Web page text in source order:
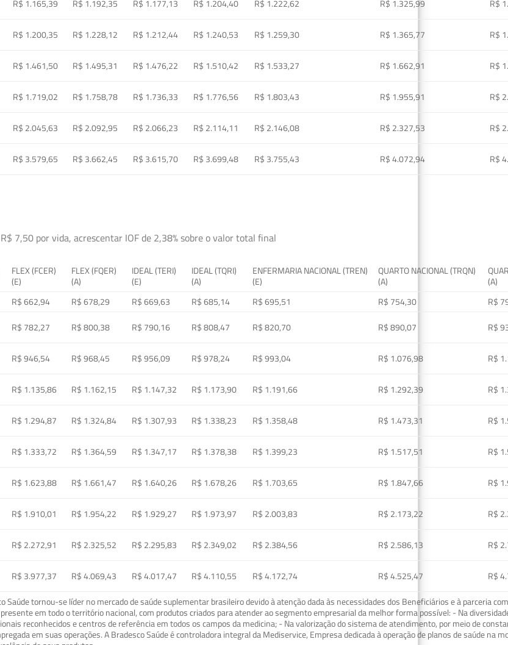
R$ 1.165,39 R$ 1.192,35 R$ 1.177,13 R$ 1.204,40 R$ 1.222,62 R$ 1.325,99
R$
R$ 1.200,35 R$ 1.228,12 R$ 1.212,44 R$ 1.240,53 R$ 1.259,30 R$ 1.365,77
R$
R$ 1.461,50 R$ 1.495,31 R$ 1.476,22 R$ 1.510,42 R$ 1.533,27 R$ 1.662,91
R$
R$ 1.719,02 R$ 1.758,78 R$ 1.736,33 R$ 1.776,56 R$ 1.803,43 R$ 1.955,91
R$
R$ 2.045,63 R$ 2.092,95 R$ 2.066,23 R$ 2.114,11 R$ 2.146,08 R$ 2.327,53
R$
R$ 3.579,65 R$ 3.662,45 R$ 3.615,70 R$ 3.699,48 R$ 3.755,43 R$ 4.072,94 R$
7,50 por vida, acrescentar IOF de 2,38% sobre o valor total final
FLEX (FCER)
(E)
FLEX (FQER)
(A)
IDEAL (TERI)
(E)
IDEAL (TQRI)
(A)
ENFERMARIA NACIONAL (TREN)
(E)
QUARTO NACIONAL (TRQN)
(A)
(A)
R$ 662,94 R$ 678,29 R$ 669,63 R$ 685,14 R$ 695,51 R$ 754,30
R$
R$ 782,27 R$ 800,38 R$ 790,16 R$ 808,47 R$ 820,70 R$ 890,07
R$
R$ 946,54 R$ 968,45 R$ 956,09 R$ 978,24 R$ 993,04 R$ 1.076,98
R$
R$ 1.135,86 R$ 1.162,15 R$ 1.147,32 R$ 1.173,90 R$ 1.191,66 R$ 1.292,39
R$
R$ 1.294,87 R$ 1.324,84 R$ 1.307,93 R$ 1.338,23 R$ 1.358,48 R$ 1.473,31
R$
R$ 1.333,72 R$ 1.364,59 R$ 1.347,17 R$ 1.378,38 R$ 1.399,23 R$ 1.517,51
R$
R$ 1.623,88 R$ 1.661,47 R$ 1.640,26 R$ 1.678,26 R$ 1.703,65 R$ 1.847,66
R$
R$ 1.910,01 R$ 1.954,22 R$ 1.929,27 R$ 1.973,97 R$ 2.003,83 R$ 2.173,22
R$
R$ 2.272,91 R$ 2.325,52 R$ 2.295,83 R$ 2.349,02 R$ 2.384,56 R$ 2.586,13
R$
R$ 3.977,37 R$ 4.069,43 R$ 4.017,47 R$ 4.110,55 R$ 4.172,74 R$ 4.525,47
R$
Saúde tornou-se líder no mercado de saúde suplementar brasileiro devido à atenção dada às necessidades dos Beneficiários e à parceria
em todo o território nacional, com produtos criados para atender ao segmento empresarial da melhor forma possível: - Na
reconhecidos e centros de referência em todos os campos da medicina; - Na valorização do sistema de atendimento, por meio de
em suas operações. A Bradesco Saúde é controladora integral da Mediservice, Empresa dedicada à operação de planos de saúde na